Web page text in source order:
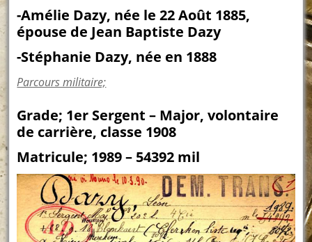
-Amélie Dazy, née le 22 Août 1885,
épouse de Jean Baptiste Dazy
-Stéphanie Dazy, née en 1888
Parcours militaire;
Grade; 1er Sergent – Major, volontaire
de carrière, classe 1908
Matricule; 1989 – 54392 mil